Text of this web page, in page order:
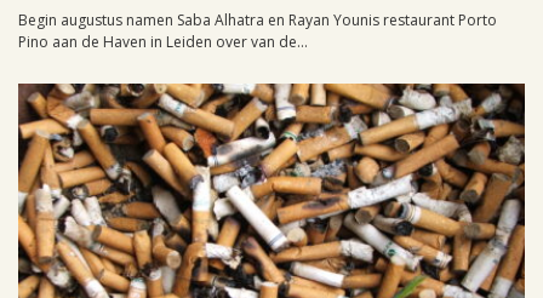
Begin augustus namen Saba Alhatra en Rayan Younis restaurant Porto
Pino aan de Haven in Leiden over van de...